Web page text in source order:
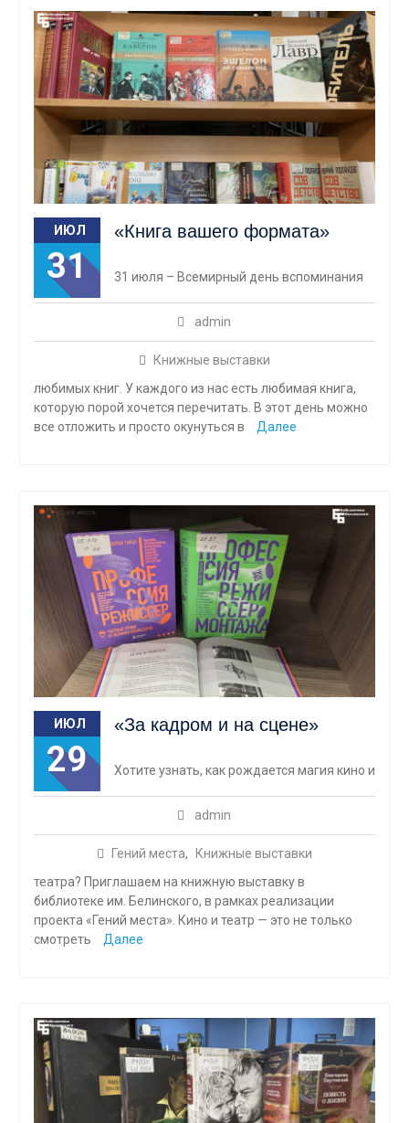
ИЮЛ
31
«Книга вашего формата»
admin
Книжные выставки
31 июля – Всемирный день вспоминания
любимых книг. У каждого из нас есть любимая книга,
которую порой хочется перечитать. В этот день можно
все отложить и просто окунуться в
Далее
ИЮЛ
29
«За кадром и на сцене»
admin
Гений места, Книжные выставки
Хотите узнать, как рождается магия кино и
театра? Приглашаем на книжную выставку в
библиотеке им. Белинского, в рамках реализации
проекта «Гений места». Кино и театр — это не только
смотреть
Далее